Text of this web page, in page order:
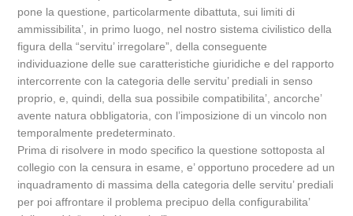
pone la questione, particolarmente dibattuta, sui limiti di
ammissibilita’, in primo luogo, nel nostro sistema civilistico della
figura della “servitu’ irregolare”, della conseguente
individuazione delle sue caratteristiche giuridiche e del rapporto
intercorrente con la categoria delle servitu’ prediali in senso
proprio, e, quindi, della sua possibile compatibilita’, ancorche’
avente natura obbligatoria, con l’imposizione di un vincolo non
temporalmente predeterminato.
Prima di risolvere in modo specifico la questione sottoposta al
collegio con la censura in esame, e’ opportuno procedere ad un
inquadramento di massima della categoria delle servitu’ prediali
per poi affrontare il problema precipuo della configurabilita’